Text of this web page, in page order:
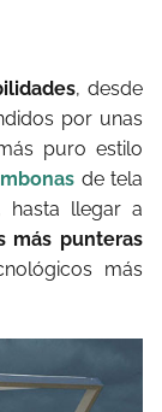
, desde
por unas
puro estilo
de tela
hasta llegar a
más punteras
más